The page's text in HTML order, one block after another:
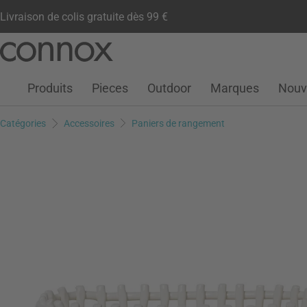
Livraison de colis gratuite dès 99 €
contenu
Compte clientListe de souhaits
Warenkorb
Produits Pieces Outdoor Marques
Catégories Accessoires Paniers de rangement